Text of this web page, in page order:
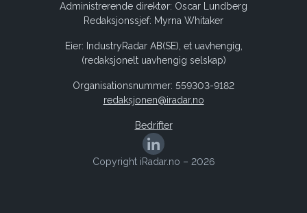
Administrerende direktør: Oscar Lundberg
Redaksjonssjef: Myrna Whitaker
Eier: IndustryRadar AB(SE), et uavhengig,
(redaksjonelt uavhengig selskap)
Organisationsnummer: 559303-9182
redaksjonen@iradar.no
Bedrifter
Copyright iRadar.no – 2026